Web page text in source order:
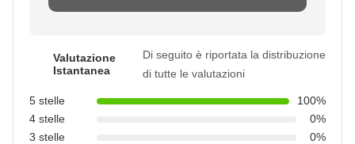
Valutazione
Istantanea
Di seguito è riportata la distribuzione
di tutte le valutazioni
5 stelle
100%
4 stelle
0%
3 stelle
0%